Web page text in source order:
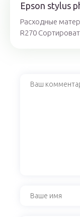
Epson stylus
Расходные
R270